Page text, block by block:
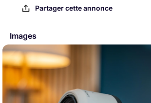
Partager cette annonce
Images